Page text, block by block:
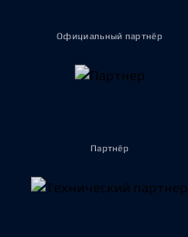
Официальный партнёр
Партнёр